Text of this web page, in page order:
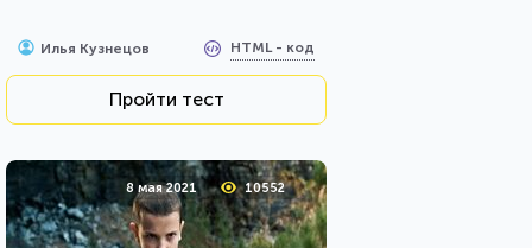
Илья Кузнецов HTML - код
Пройти тест
8 мая 2021 10552